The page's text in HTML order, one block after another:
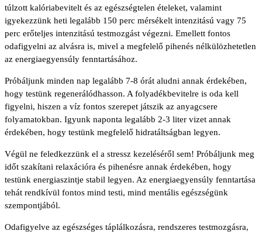
túlzott kalóriabevitelt és az egészségtelen ételeket, valamint
igyekezzünk heti legalább 150 perc mérsékelt intenzitású vagy 75
perc erőteljes intenzitású testmozgást végezni. Emellett fontos
odafigyelni az alvásra is, mivel a megfelelő pihenés nélkülözhetetlen
az energiaegyensúly fenntartásához.
Próbáljunk minden nap legalább 7-8 órát aludni annak érdekében,
hogy testünk regenerálódhasson. A folyadékbevitelre is oda kell
figyelni, hiszen a víz fontos szerepet játszik az anyagcsere
folyamatokban. Igyunk naponta legalább 2-3 liter vizet annak
érdekében, hogy testünk megfelelő hidratáltságban legyen.
Végül ne feledkezzünk el a stressz kezeléséről sem! Próbáljunk meg
időt szakítani relaxációra és pihenésre annak érdekében, hogy
testünk energiaszintje stabil legyen. Az energiaegyensúly fenntartása
tehát rendkívül fontos mind testi, mind mentális egészségünk
szempontjából.
Odafigyelve az egészséges táplálkozásra, rendszeres testmozgásra,